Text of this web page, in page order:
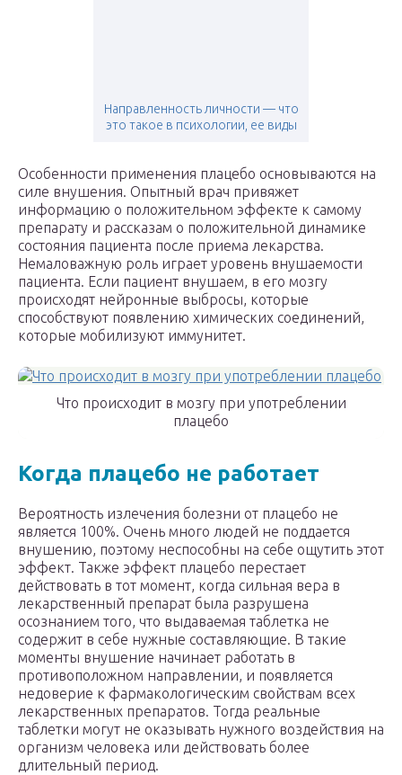
Направленность личности — что
это такое в психологии, ее виды
Особенности применения плацебо основываются на
силе внушения. Опытный врач привяжет
информацию о положительном эффекте к самому
препарату и рассказам о положительной динамике
состояния пациента после приема лекарства.
Немаловажную роль играет уровень внушаемости
пациента. Если пациент внушаем, в его мозгу
происходят нейронные выбросы, которые
способствуют появлению химических соединений,
которые мобилизуют иммунитет.
Что происходит в мозгу при употреблении
плацебо
Когда плацебо не работает
Вероятность излечения болезни от плацебо не
является 100%. Очень много людей не поддается
внушению, поэтому неспособны на себе ощутить этот
эффект. Также эффект плацебо перестает
действовать в тот момент, когда сильная вера в
лекарственный препарат была разрушена
осознанием того, что выдаваемая таблетка не
содержит в себе нужные составляющие. В такие
моменты внушение начинает работать в
противоположном направлении, и появляется
недоверие к фармакологическим свойствам всех
лекарственных препаратов. Тогда реальные
таблетки могут не оказывать нужного воздействия на
организм человека или действовать более
длительный период.